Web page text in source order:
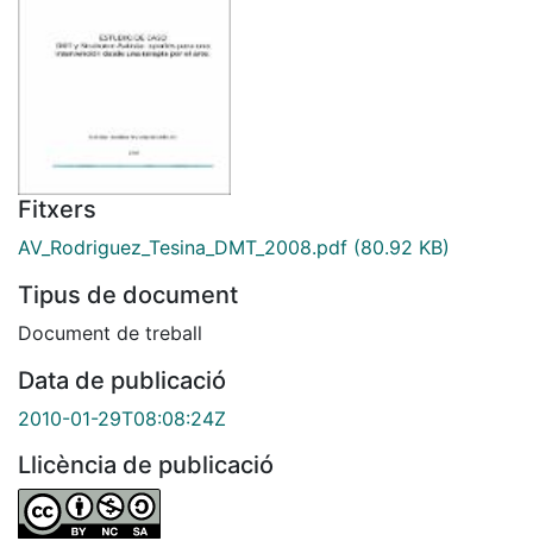
Fitxers
AV_Rodriguez_Tesina_DMT_2008.pdf (80.92 KB)
Tipus de document
Document de treball
Data de publicació
2010-01-29T08:08:24Z
Llicència de publicació